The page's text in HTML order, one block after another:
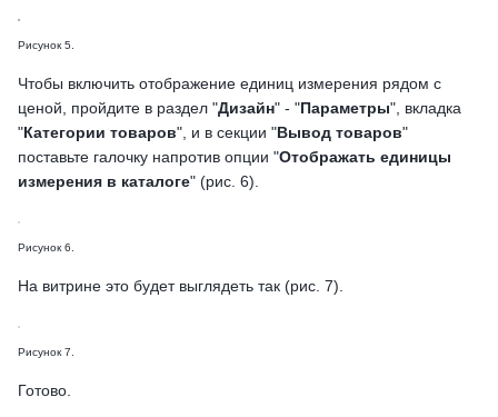
Рисунок 5.
Чтобы включить отображение единиц измерения рядом с
ценой, пройдите в раздел "Дизайн" - "Параметры", вкладка
"Категории товаров", и в секции "Вывод товаров"
поставьте галочку напротив опции "Отображать единицы
измерения в каталоге" (рис. 6).
Рисунок 6.
На витрине это будет выглядеть так (рис. 7).
Рисунок 7.
Готово.